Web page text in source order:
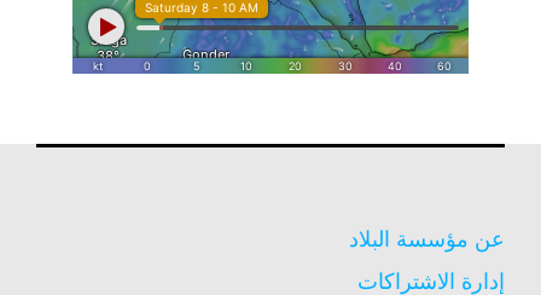
عن مؤسسة البلاد
إدارة الاشتراكات